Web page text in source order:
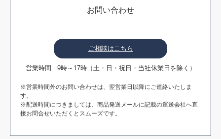
お問い合わせ
ご相談はこちら
営業時間 : 9時～17時（土・日・祝日・当社休業日を除く）
※営業時間外のお問い合わせは、翌営業日以降にご連絡いたしま
す。
※配送時間につきましては、商品発送メールに記載の運送会社へ直
接お問合せいただくとスムーズです。